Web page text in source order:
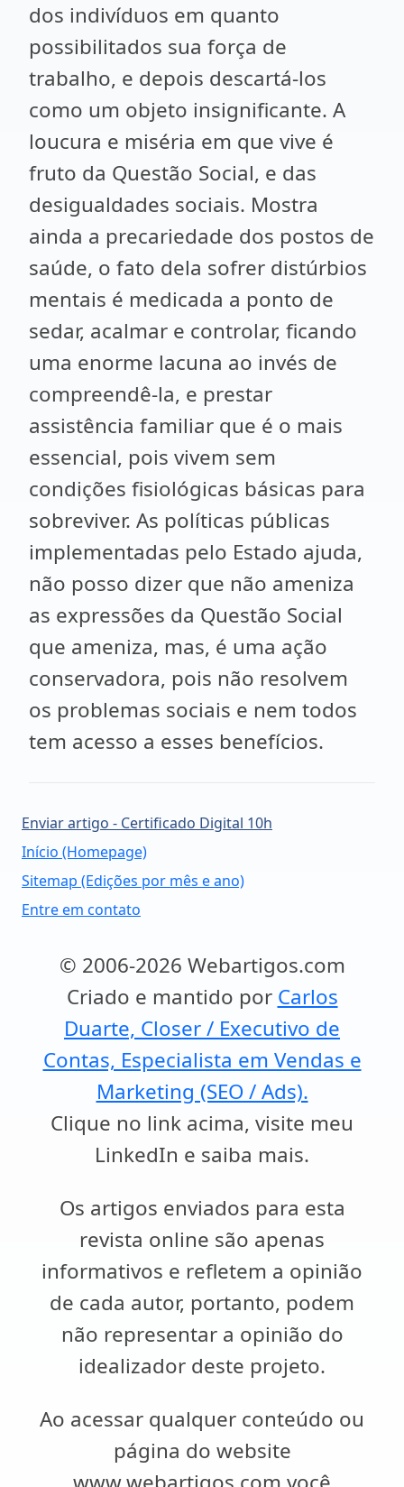
dos indivíduos em quanto
possibilitados sua força de
trabalho, e depois descartá-los
como um objeto insignificante. A
loucura e miséria em que vive é
fruto da Questão Social, e das
desigualdades sociais. Mostra
ainda a precariedade dos postos de
saúde, o fato dela sofrer distúrbios
mentais é medicada a ponto de
sedar, acalmar e controlar, ficando
uma enorme lacuna ao invés de
compreendê-la, e prestar
assistência familiar que é o mais
essencial, pois vivem sem
condições fisiológicas básicas para
sobreviver. As políticas públicas
implementadas pelo Estado ajuda,
não posso dizer que não ameniza
as expressões da Questão Social
que ameniza, mas, é uma ação
conservadora, pois não resolvem
os problemas sociais e nem todos
tem acesso a esses benefícios.
Enviar artigo - Certificado Digital 10h
Início (Homepage)
Sitemap (Edições por mês e ano)
Entre em contato
© 2006-2026 Webartigos.com
Criado e mantido por Carlos
Duarte, Closer / Executivo de
Contas, Especialista em Vendas e
Marketing (SEO / Ads).
Clique no link acima, visite meu
LinkedIn e saiba mais.
Os artigos enviados para esta
revista online são apenas
informativos e refletem a opinião
de cada autor, portanto, podem
não representar a opinião do
idealizador deste projeto.
Ao acessar qualquer conteúdo ou
página do website